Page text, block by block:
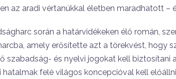
az aradi vértanúkkal életben maradhatott –
során a határvidékeken élő román,
amely erősítette azt a törekvést, hogy
szabadság- és nyelvi jogokat kell biztosítani
hatalmak felé világos koncepcióval kell